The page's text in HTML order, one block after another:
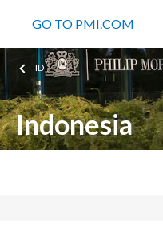
GO TO PMI.COM
ID
Indonesia